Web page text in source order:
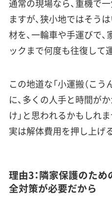
通常の現場なら、重機で
ますが、狭小地ではそう
材を、一輪車や手運びで
ックまで何度も往復して
この地道な「小運搬（こう
に、多くの人手と時間が
け」と思われるかもしれ
実は解体費用を押し上げ
理由3：隣家保護のため
全対策が必要だから